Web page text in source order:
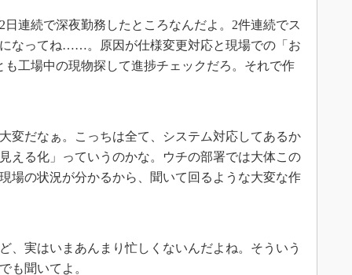
日連続で深夜勤務したところなんだよ。2件連続でス
なってね……。原因が仕様変更対応と現場での「お
も工場中の現物探して進捗チェックだろ。それで作
変だなぁ。こっちは全て、システム対応してあるか
える化」っていうのかな。ウチの部署では大体この
場の状況が分かるから、聞いて回るような大変な作
、実はいまあんまり忙しくないんだよね。そういう
も聞いてよ。